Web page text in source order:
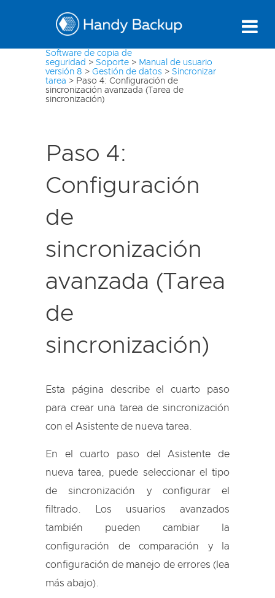
Software de copia de
seguridad > Soporte > Manual de usuario
versión 8 > Gestión de datos > Sincronizar
tarea > Paso 4: Configuración de
sincronización avanzada (Tarea de
sincronización)
Paso 4:
Configuración
de
sincronización
avanzada (Tarea
de
sincronización)
Esta página describe el cuarto paso
para crear una tarea de sincronización
con el Asistente de nueva tarea.
En el cuarto paso del Asistente de
nueva tarea, puede seleccionar el tipo
de sincronización y configurar el
filtrado. Los usuarios avanzados
también pueden cambiar la
configuración de comparación y la
configuración de manejo de errores (lea
más abajo).